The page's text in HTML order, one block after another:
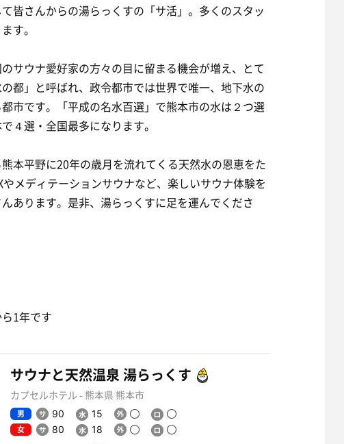
皆さんからの湯らっくすの「サ活」。多くのスタッ
す。
サウナ愛好家の方々の目に留まる機会が増え、とて
都」と呼ばれ、政令都市では世界で唯一、地下水の
市です。「平成の名水百選」で熊本市の水は２つ選
４選・全国最多になります。
本平野に20年の歳月を流れてくる天然水の恩恵をた
メディテーションサウナなど、楽しいサウナ体験を
あります。是非、湯らっくすに足を運んでくださ
1年です
サウナと天然温泉 湯らっくす
カプセルホテル - 熊本県 熊本市
男 90
15
女
80 18